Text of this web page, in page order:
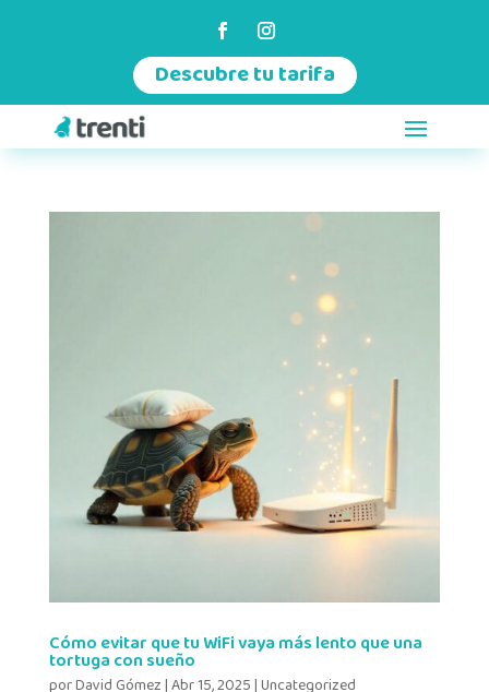
Descubre tu tarifa
Cómo evitar que tu WiFi vaya más lento que una
tortuga con sueño
porDavid Gómez|Abr 15, 2025|Uncategorized